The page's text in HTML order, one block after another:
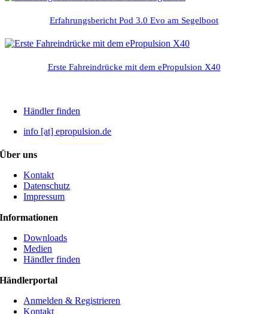
Erfahrungsbericht Pod 3.0 Evo am Segelboot
Erste Fahreindrücke mit dem ePropulsion X40
Händler finden
info [at] epropulsion.de
Über uns
Kontakt
Datenschutz
Impressum
Informationen
Downloads
Medien
Händler finden
Händlerportal
Anmelden & Registrieren
Kontakt